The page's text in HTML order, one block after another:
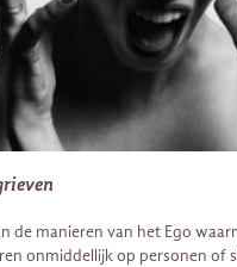
de manieren van het Ego
onmiddellijk op personen of